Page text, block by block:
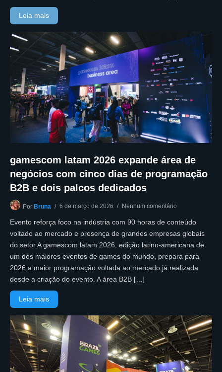
Leia mais
gamescom latam 2026 expande área de
negócios com cinco dias de programação
B2B e dois palcos dedicados
Por Bruna 6 de março de 2026 Nenhum comentário
Evento reforça foco na indústria com 90 horas de conteúdo
voltado ao mercado e presença de grandes empresas globais
do setor A gamescom latam 2026, edição latino-americana de
um dos maiores eventos de games do mundo, prepara para
2026 a maior programação voltada ao mercado já realizada
desde a criação do evento. A área B2B […]
Leia mais